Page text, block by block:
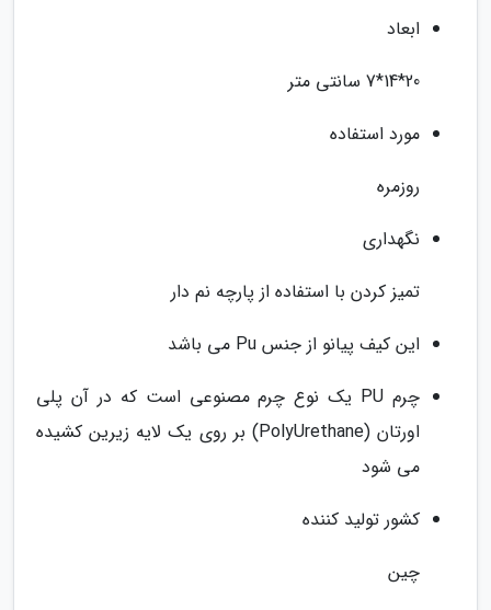
ابعاد
20*14*7 سانتی متر
مورد استفاده
روزمره
نگهداری
تمیز کردن با استفاده از پارچه نم دار
این کیف پیانو از جنس Pu می باشد
چرم PU یک نوع چرم مصنوعی است که در آن پلی
اورتان (PolyUrethane) بر روی یک لایه زیرین کشیده
می شود
کشور تولید کننده
چین